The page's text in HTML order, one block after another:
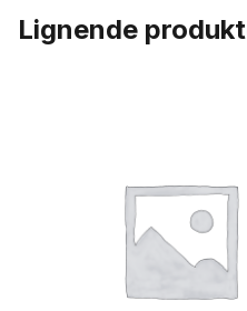
Lignende